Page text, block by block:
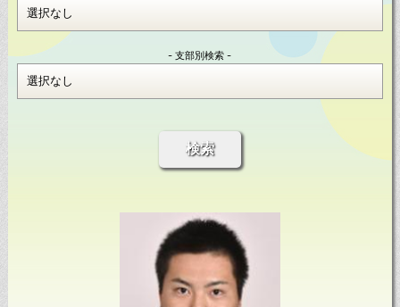
- 支部別検索 -
検索